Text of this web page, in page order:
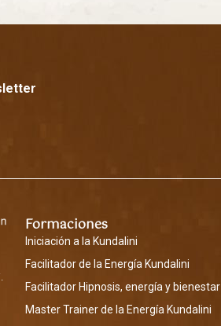
Formaciones
Iniciación a la Kundalini
Facilitador de la Energía Kundalini
Facilitador Hipnosis, energía y bienestar
Master Trainer de la Energía Kundalini